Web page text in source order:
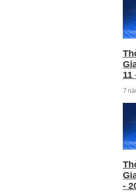
11
7
-